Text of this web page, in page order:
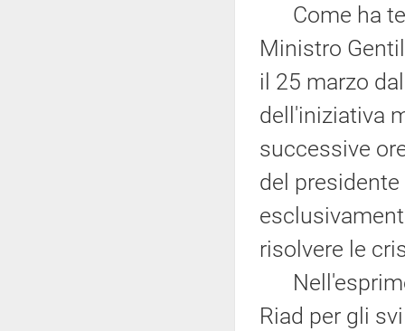
Come ha
Ministro
il 25 marzo
dell'iniziativa
successive
del
risolvere le
Riad per gli